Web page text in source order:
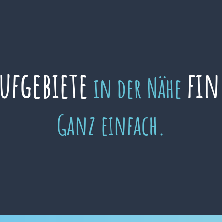
in der Nähe
Ganz einfach.